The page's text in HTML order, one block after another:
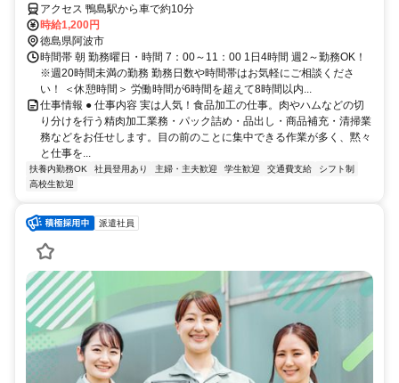
アクセス 鴨島駅から車で約10分
時給1,200円
徳島県阿波市
時間帯 朝 勤務曜日・時間 7：00～11：00 1日4時間 週2～勤務OK！
※週20時間未満の勤務 勤務日数や時間帯はお気軽にご相談くださ
い！ ＜休憩時間＞ 労働時間が6時間を超えて8時間以内...
仕事情報 ● 仕事内容 実は人気！食品加工の仕事。肉やハムなどの切
り分けを行う精肉加工業務・パック詰め・品出し・商品補充・清掃業
務などをお任せします。目の前のことに集中できる作業が多く、黙々
と仕事を...
扶養内勤務OK 社員登用あり 主婦・主夫歓迎 学生歓迎 交通費支給
シフト制
高校生歓迎
派遣社員